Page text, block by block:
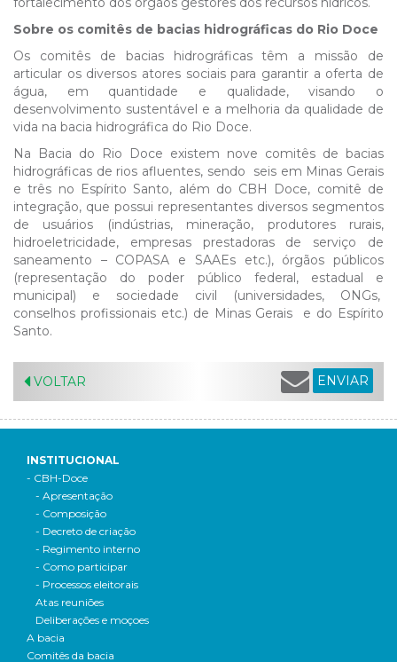
Sobre os comitês de bacias hidrográficas do Rio Doce
Os comitês de bacias hidrográficas têm a missão de
articular os diversos atores sociais para garantir a oferta de
água, em quantidade e qualidade, visando o
desenvolvimento sustentável e a melhoria da qualidade de
vida na bacia hidrográfica do Rio Doce.
Na Bacia do Rio Doce existem nove comitês de bacias
hidrográficas de rios afluentes, sendo seis em Minas Gerais
e três no Espírito Santo, além do CBH Doce, comitê de
integração, que possui representantes diversos segmentos
de usuários (indústrias, mineração, produtores rurais,
hidroeletricidade, empresas prestadoras de serviço de
saneamento – COPASA e SAAEs etc.), órgãos públicos
(representação do poder público federal, estadual e
municipal) e sociedade civil (universidades, ONGs,
conselhos profissionais etc.) de Minas Gerais e do Espírito
Santo.
VOLTAR ENVIAR
INSTITUCIONAL
- CBH-Doce
- Apresentação
- Composição
- Decreto de criação
- Regimento interno
- Como participar
- Processos eleitorais
Atas reuniões
Deliberações e moçoes
A bacia
Comitês da bacia